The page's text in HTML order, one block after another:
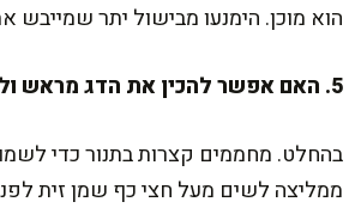
הוא מוכן. הימנעו מבישול יתר שמייבש
5. האם אפשר להכין את הדג מראש ולחמם?
בהחלט. מחממים קצרות בתנור כדי
ממליצה לשים מעל חצי כף שמן זית